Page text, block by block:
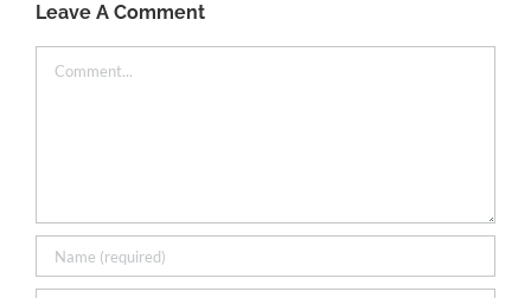
Leave A Comment
Comment